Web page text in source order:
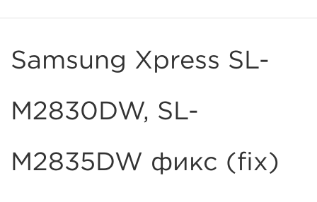
Samsung Xpress SL-
M2830DW, SL-
M2835DW фикс (fix)